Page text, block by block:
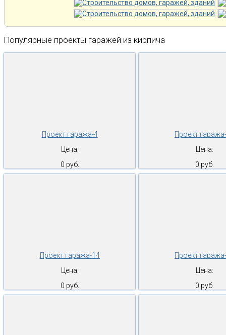
Популярные проекты гаражей из кирпича
Проект гаража-4
Цена:
0 руб.
Проект
Цена:
0 руб.
Проект гаража-14
Цена:
0 руб.
Проект
Цена:
0 руб.